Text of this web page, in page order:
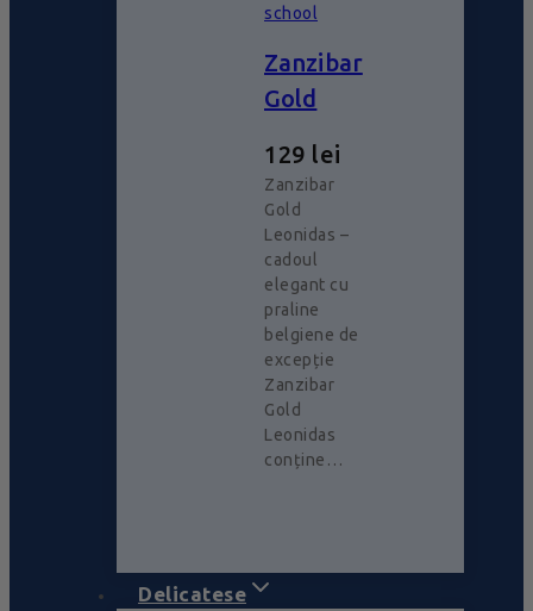
school
Zanzibar
Gold
129 lei
Zanzibar
Gold
Leonidas –
cadoul
elegant cu
praline
belgiene de
excepție
Zanzibar
Gold
Leonidas
conține…
Delicatese